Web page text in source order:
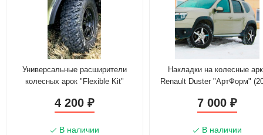
Универсальные расширители
колесных арок "Flexible Kit"
4 200 ₽
В наличии
Накладки на колесные
Renault Duster "АртФорм"
7 000₽
В наличии